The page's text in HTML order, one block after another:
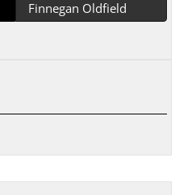
Finnegan Oldfield